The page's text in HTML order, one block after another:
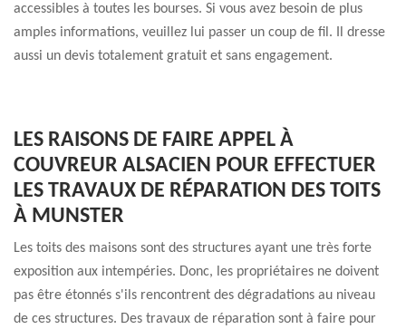
accessibles à toutes les bourses. Si vous avez besoin de plus
amples informations, veuillez lui passer un coup de fil. Il dresse
aussi un devis totalement gratuit et sans engagement.
LES RAISONS DE FAIRE APPEL À
COUVREUR ALSACIEN POUR EFFECTUER
LES TRAVAUX DE RÉPARATION DES TOITS
À MUNSTER
Les toits des maisons sont des structures ayant une très forte
exposition aux intempéries. Donc, les propriétaires ne doivent
pas être étonnés s'ils rencontrent des dégradations au niveau
de ces structures. Des travaux de réparation sont à faire pour